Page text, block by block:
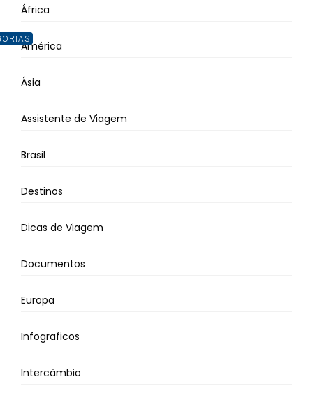
África
América
Ásia
Assistente de Viagem
Brasil
Destinos
Dicas de Viagem
Documentos
Europa
Infograficos
Intercâmbio